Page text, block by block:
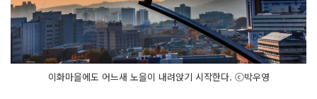
이화마을에도 어느새 노을이 내려앉기 시작한다. ⓒ박우영